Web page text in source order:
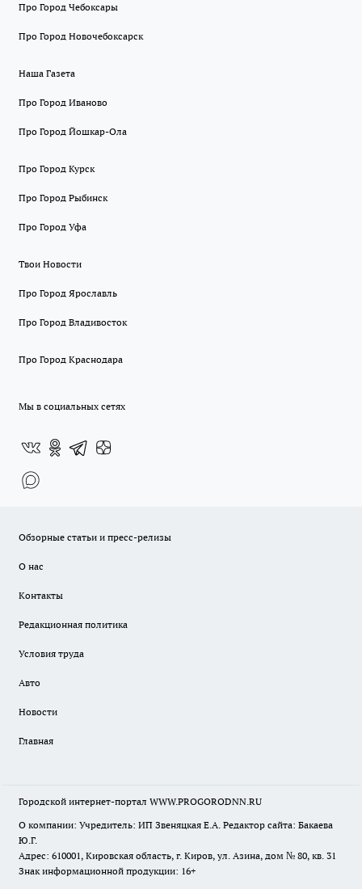
Про Город Чебоксары
Про Город Новочебоксарск
Наша Газета
Про Город Иваново
Про Город Йошкар-Ола
Про Город Курск
Про Город Рыбинск
Про Город Уфа
Твои Новости
Про Город Ярославль
Про Город Владивосток
Про Город Краснодара
Мы в социальных сетях
Обзорные статьи и пресс-релизы
О нас
Контакты
Редакционная политика
Условия труда
Авто
Новости
Главная
Городской интернет-портал WWW.PROGORODNN.RU
О компании: Учредитель: ИП Звеняцкая Е.А. Редактор сайта: Бакаева
Ю.Г.
Адрес: 610001, Кировская область, г. Киров, ул. Азина, дом № 80, кв. 31
Знак информационной продукции: 16+